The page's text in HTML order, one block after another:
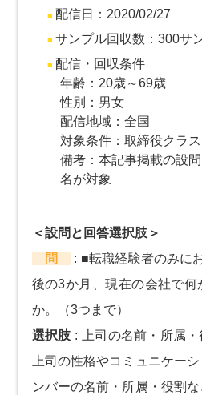
配信日：2020/02/27
サンプル回収数：300サ
配信・回収条件
年齢：20歳～69歳
性別：男女
配信地域：全国
対象条件：取締役クラ
備考：本記事掲載の設
名が対象
＜設問と回答選択肢＞
問
: ■転職経験者のみに
後の3か月、現在の会社で何
か。（3つまで）
選択肢 :
上司の名前・所属
上司の性格やコミュニケー
ンバーの名前・所属・役割